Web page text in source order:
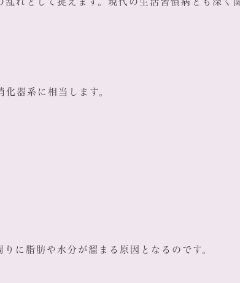
器系に相当します。
に脂肪や水分が溜まる原因となるのです。